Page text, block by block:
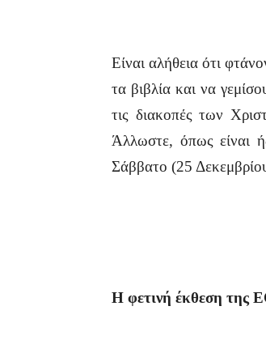
Είναι αλήθεια ότι
τα βιβλία και να
τις διακοπές των
Άλλωστε, όπως είναι
Σάββατο (25
Η φετινή έκθεση της